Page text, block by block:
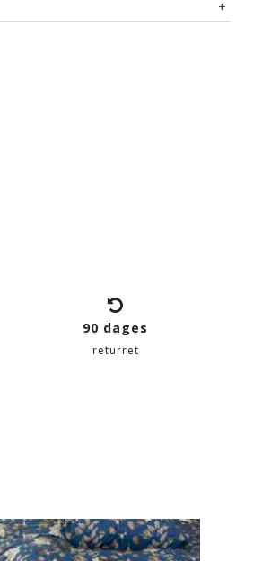
90 dages
returret